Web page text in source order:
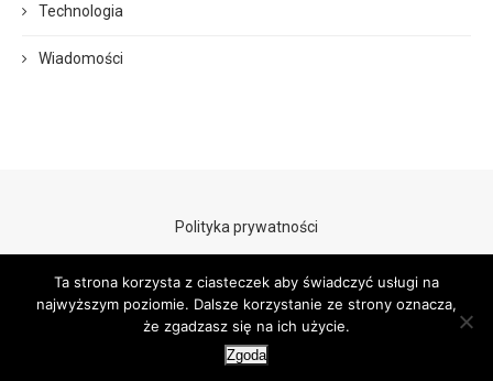
Technologia
Wiadomości
Polityka prywatności
Ta strona korzysta z ciasteczek aby świadczyć usługi na
najwyższym poziomie. Dalsze korzystanie ze strony oznacza,
że zgadzasz się na ich użycie.
Zgoda